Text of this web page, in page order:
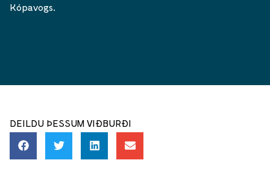
Kópavogs.
DEILDU ÞESSUM VIÐBURÐI